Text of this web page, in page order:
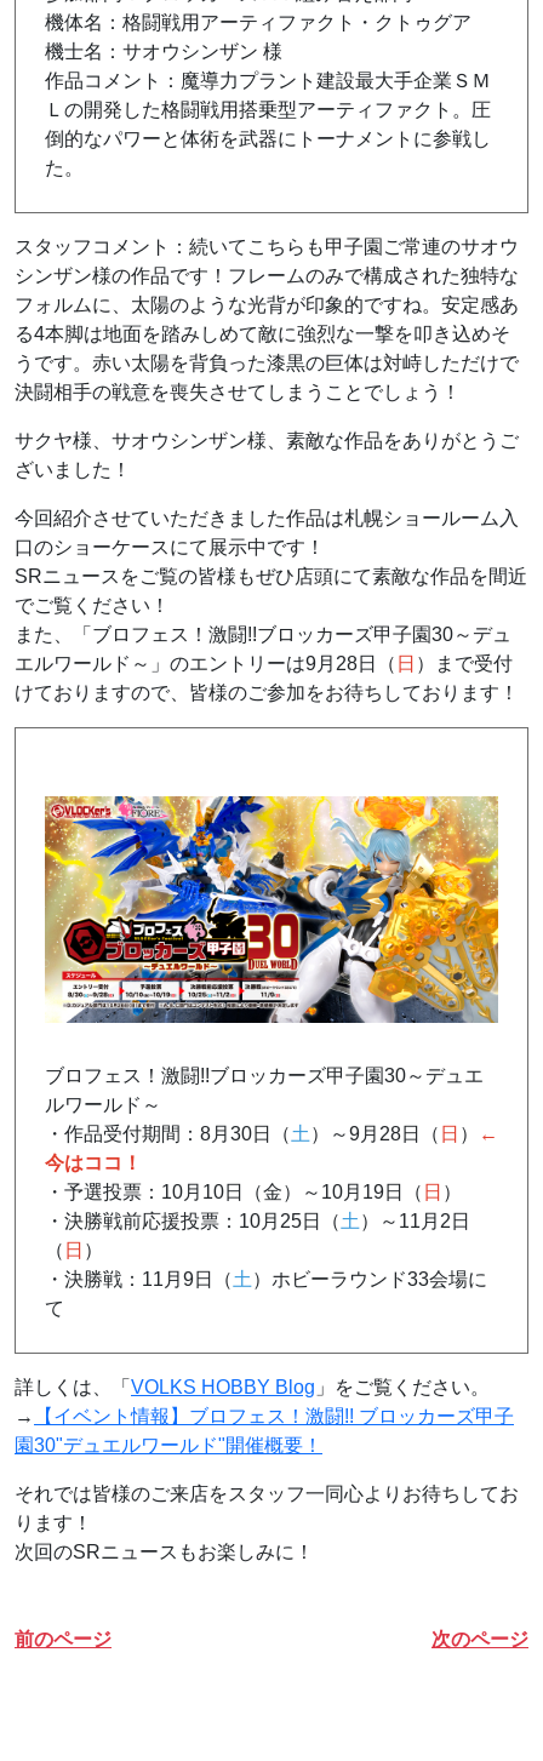
機体名：格闘戦用アーティファクト・クトゥグア
機士名：サオウシンザン 様
作品コメント：魔導力プラント建設最大手企業ＳＭ
Ｌの開発した格闘戦用搭乗型アーティファクト。圧
倒的なパワーと体術を武器にトーナメントに参戦し
た。
スタッフコメント：続いてこちらも甲子園ご常連のサオウ
シンザン様の作品です！フレームのみで構成された独特な
フォルムに、太陽のような光背が印象的ですね。安定感あ
る4本脚は地面を踏みしめて敵に強烈な一撃を叩き込めそ
うです。赤い太陽を背負った漆黒の巨体は対峙しただけで
決闘相手の戦意を喪失させてしまうことでしょう！
サクヤ様、サオウシンザン様、素敵な作品をありがとうご
ざいました！
今回紹介させていただきました作品は札幌ショールーム入
口のショーケースにて展示中です！
SRニュースをご覧の皆様もぜひ店頭にて素敵な作品を間近
でご覧ください！
また、「ブロフェス！激闘!!ブロッカーズ甲子園30～デュ
エルワールド～」のエントリーは9月28日（ 日 ）まで受付
けておりますので、皆様のご参加をお待ちしております！
ブロフェス！激闘!!ブロッカーズ甲子園30～デュエ
ルワールド～
・作品受付期間：8月30日（土 ）～9月28日（ 日 ）
←
今はココ！
・予選投票：10月10日（金）～10月19日（ 日 ）
・決勝戦前応援投票：10月25日（土 ）～11月2日
（ 日 ）
・決勝戦：11月9日（土 ）ホビーラウンド33会場に
て
詳しくは、「 VOLKS HOBBY Blog 」をご覧ください。
→
【イベント情報】ブロフェス！激闘!! ブロッカーズ甲子
園30"デュエルワールド"開催概要！
それでは皆様のご来店をスタッフ一同心よりお待ちしてお
ります！
次回のSRニュースもお楽しみに！
前のページ 次のページ